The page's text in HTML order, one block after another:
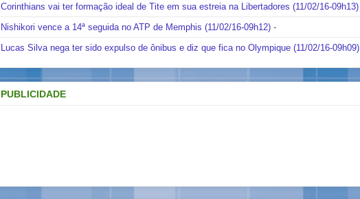
Corinthians vai ter formação ideal de Tite em sua estreia na Libertadores (11/02/16-09h13)
Nishikori vence a 14ª seguida no ATP de Memphis (11/02/16-09h12) -
Lucas Silva nega ter sido expulso de ônibus e diz que fica no Olympique (11/02/16-09h09)
PUBLICIDADE